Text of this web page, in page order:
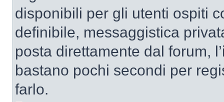
disponibili per gli utenti ospiti
definibile, messaggistica
posta direttamente dal forum,
bastano pochi secondi per
farlo.